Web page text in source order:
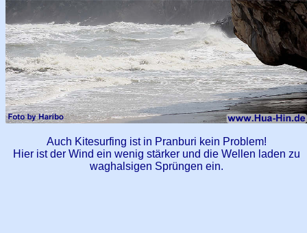
Auch Kitesurfing ist in Pranburi kein Problem!
Hier ist der Wind ein wenig stärker und die Wellen laden zu
waghalsigen Sprüngen ein.